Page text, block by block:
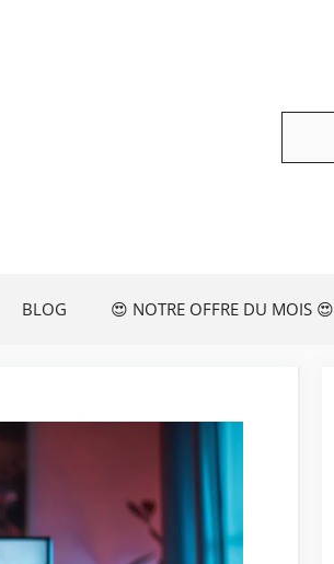
BLOG 😍 NOTRE OFFRE DU MOIS 😍